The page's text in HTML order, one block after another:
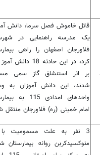
قاتل خاموش فصل سرما، دانش
یک مدرسه راهنمایی در
فلاورجان اصفهان را راهی
کرد، در این حادثه 18
بر اثر استنشاق گاز سمی
شدند، این دانش آموزان به
واحدهای امدادی 115
امام خمینی (ره) فلاورجان منتقل
3 نفر به علت مسمومیت با
منوکسیدکربن روانه‌ بیمارستان